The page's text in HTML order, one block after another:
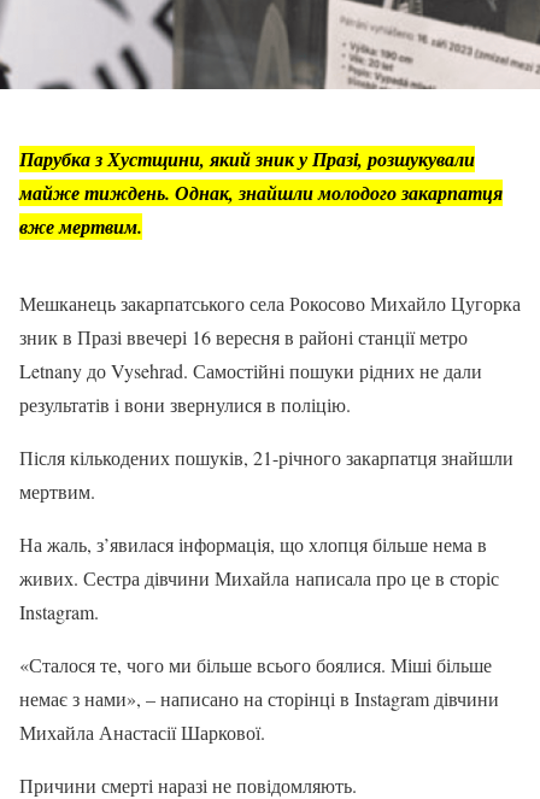
Парубка з Хустщини, який зник у Празі, розшукували
майже тиждень. Однак, знайшли молодого закарпатця
вже мертвим.
Мешканець закарпатського села Рокосово Михайло Цугорка
зник в Празі ввечері 16 вересня в районі станції метро
Letnany до Vysehrad. Самостійні пошуки рідних не дали
результатів і вони звернулися в поліцію.
Після кількодених пошуків, 21-річного закарпатця знайшли
мертвим.
На жаль, з’явилася інформація, що хлопця більше нема в
живих. Сестра дівчини Михайла написала про це в сторіс
Instagram.
«Сталося те, чого ми більше всього боялися. Міші більше
немає з нами», – написано на сторінці в Instagram дівчини
Михайла Анастасії Шаркової.
Причини смерті наразі не повідомляють.